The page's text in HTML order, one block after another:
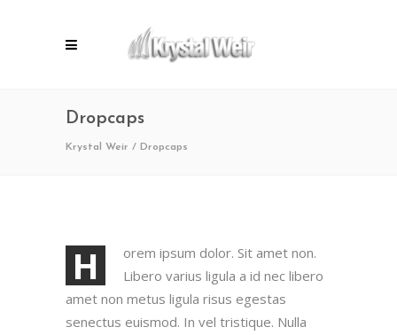
Dropcaps
Krystal Weir / Dropcaps
H
orem ipsum dolor. Sit amet non.
Libero varius ligula a id nec libero
amet non metus ligula risus egestas
senectus euismod. In vel tristique. Nulla